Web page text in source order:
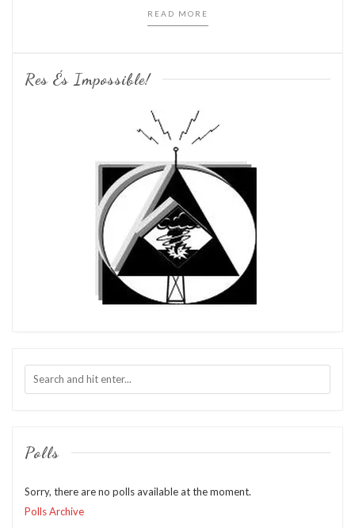
READ MORE
Res És Impossible!
Polls
Sorry, there are no polls available at the moment.
Polls Archive